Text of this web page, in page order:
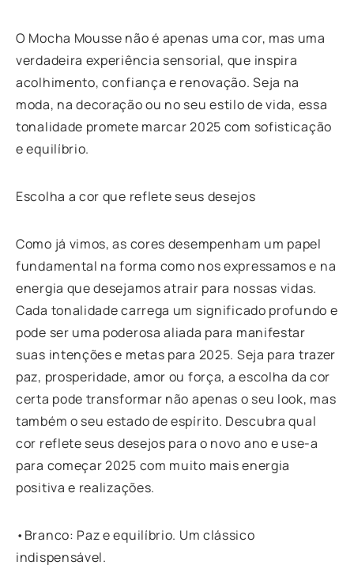
O Mocha Mousse não é apenas uma cor, mas uma
verdadeira experiência sensorial, que inspira
acolhimento, confiança e renovação. Seja na
moda, na decoração ou no seu estilo de vida, essa
tonalidade promete marcar 2025 com sofisticação
e equilíbrio.
Escolha a cor que reflete seus desejos
Como já vimos, as cores desempenham um papel
fundamental na forma como nos expressamos e na
energia que desejamos atrair para nossas vidas.
Cada tonalidade carrega um significado profundo e
pode ser uma poderosa aliada para manifestar
suas intenções e metas para 2025. Seja para trazer
paz, prosperidade, amor ou força, a escolha da cor
certa pode transformar não apenas o seu look, mas
também o seu estado de espírito. Descubra qual
cor reflete seus desejos para o novo ano e use-a
para começar 2025 com muito mais energia
positiva e realizações.
•Branco: Paz e equilíbrio. Um clássico
indispensável.